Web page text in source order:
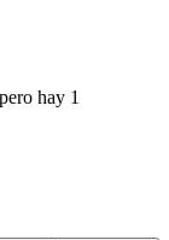
hay 1